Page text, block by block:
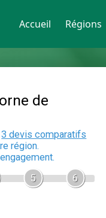
Accueil Régions
recharge
En 5 minutes,
auxelectriciens
Gratuit, sans pub et